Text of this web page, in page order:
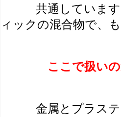
共通しています。
ィックの混合物で、
ここで扱い
金属とプラスティ